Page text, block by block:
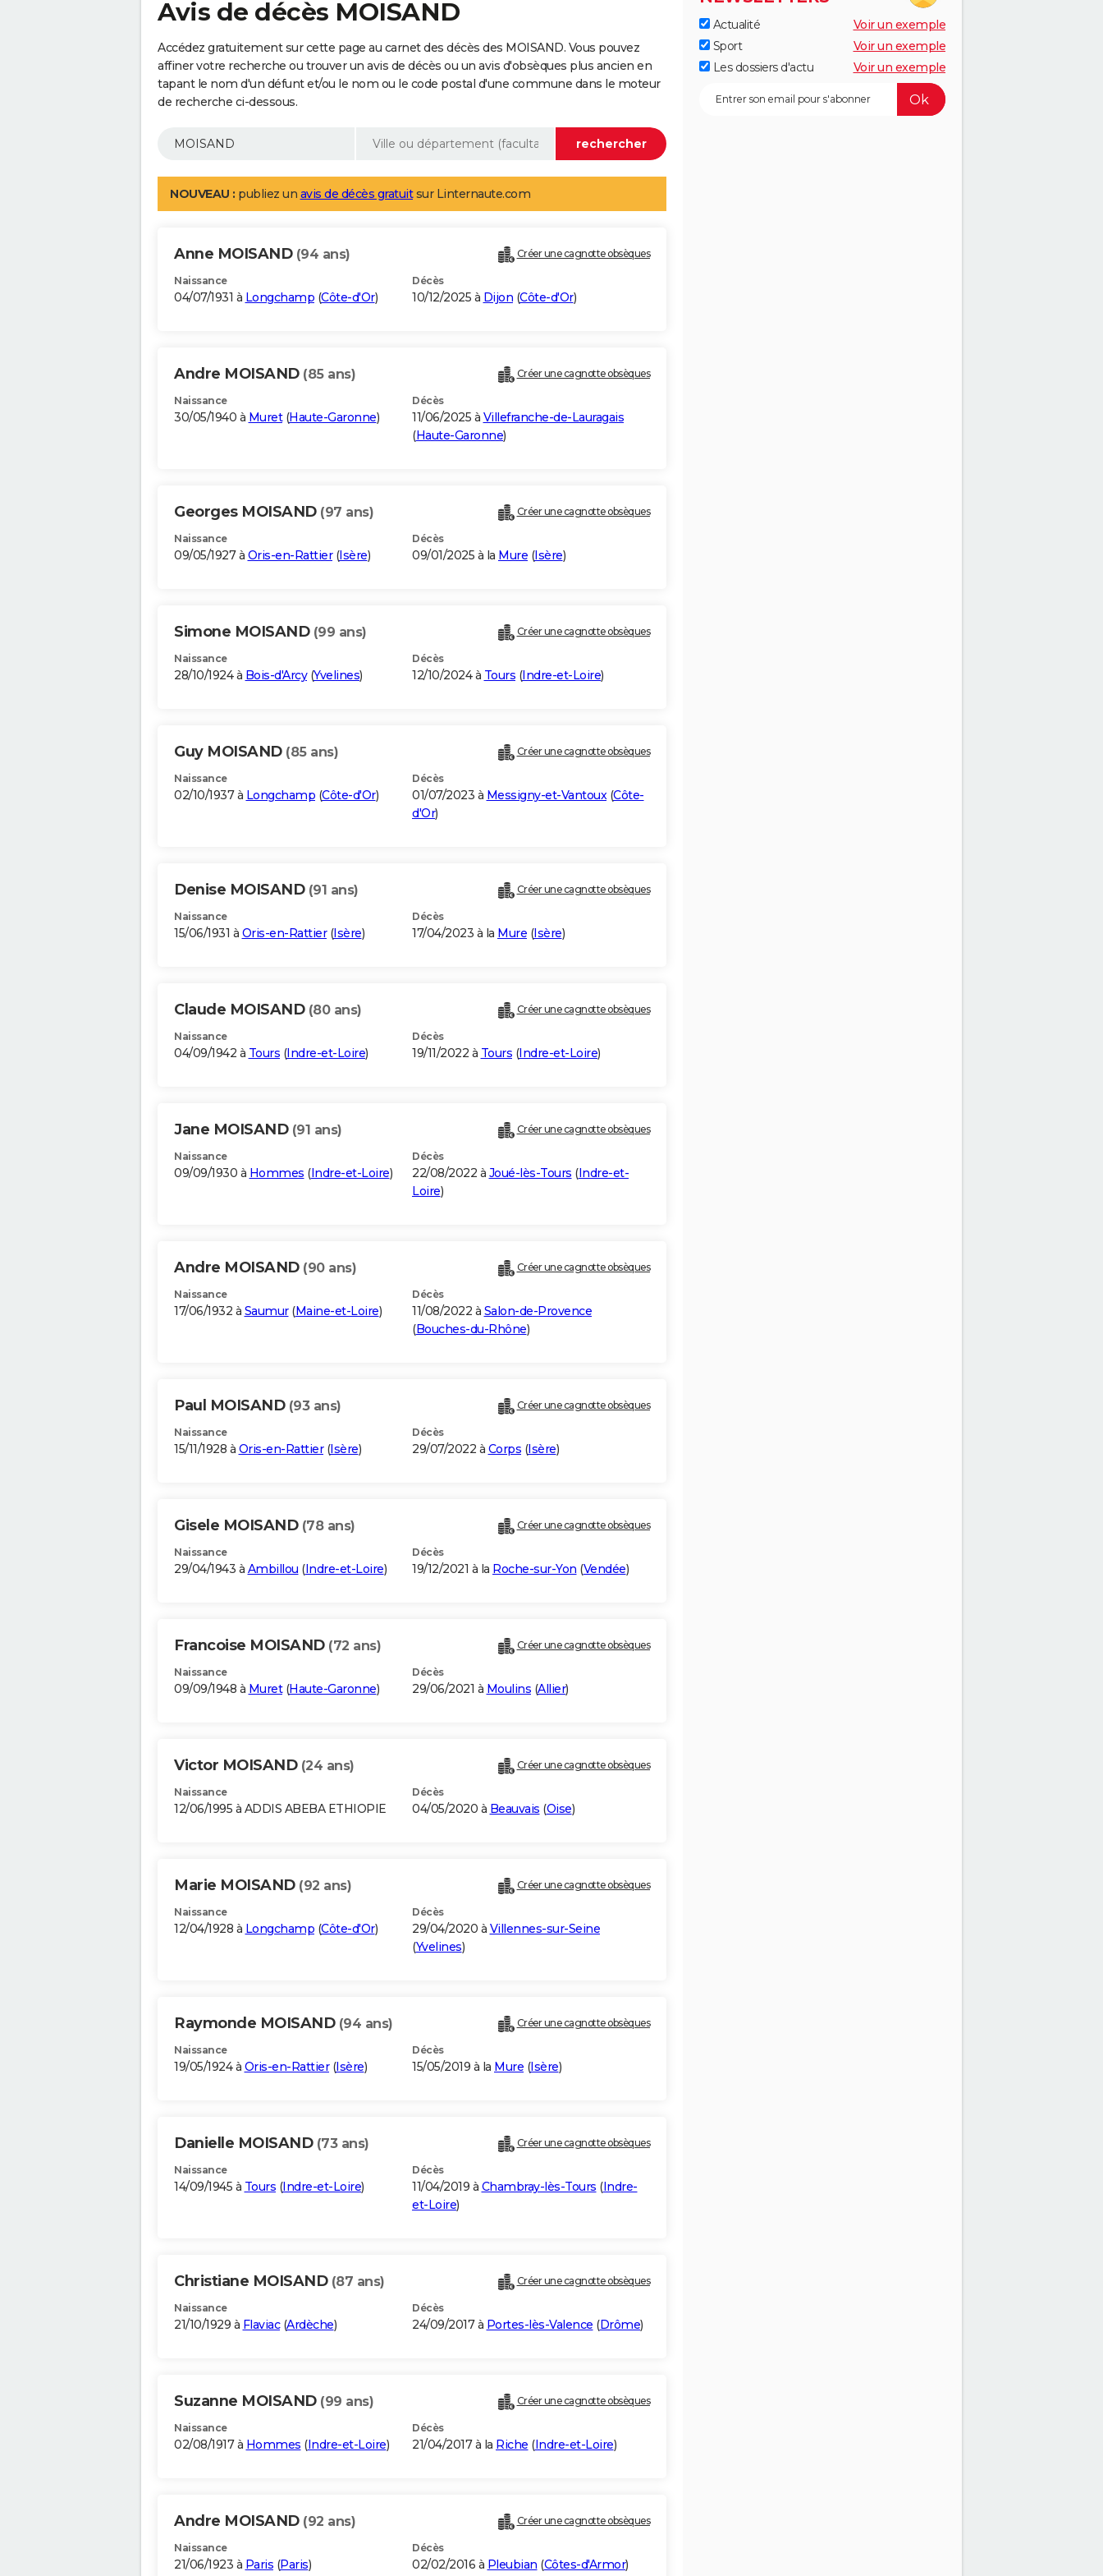
Avis de décès MOISAND
Accédez gratuitement sur cette page au carnet des décès des MOISAND. Vous pouvez
affiner votre recherche ou trouver un avis de décès ou un avis d'obsèques plus ancien en
tapant le nom d'un défunt et/ou le nom ou le code postal d'une commune dans le moteur
de recherche ci-dessous.
NOUVEAU : publiez un avis de décès gratuitsur Linternaute.com
Anne MOISAND (94 ans) Créer une cagnotte obsèques
Naissance
04/07/1931 à Longchamp (Côte-d'Or)
Décès
10/12/2025 à Dijon (Côte-d'Or)
Andre MOISAND (85 ans) Créer une cagnotte obsèques
Naissance
30/05/1940 à Muret(Haute-Garonne)
Décès
11/06/2025 à Villefranche-de-Lauragais
(Haute-Garonne)
Georges MOISAND (97 ans) Créer une cagnotte obsèques
Naissance
09/05/1927 à Oris-en-Rattier(Isère)
Décès
09/01/2025 à la Mure (Isère)
Simone MOISAND (99 ans) Créer une cagnotte obsèques
Naissance
28/10/1924 à Bois-d'Arcy(Yvelines)
Décès
12/10/2024 à Tours (Indre-et-Loire)
Guy MOISAND (85 ans) Créer une cagnotte obsèques
Naissance
02/10/1937 à Longchamp (Côte-d'Or)
Décès
01/07/2023 à Messigny-et-Vantoux(Côte-
d'Or)
Denise MOISAND (91 ans) Créer une cagnotte obsèques
Naissance
15/06/1931 à Oris-en-Rattier(Isère)
Décès
17/04/2023 à la Mure (Isère)
Claude MOISAND (80 ans) Créer une cagnotte obsèques
Naissance
04/09/1942 à Tours (Indre-et-Loire)
Décès
19/11/2022 à Tours (Indre-et-Loire)
Jane MOISAND (91 ans) Créer une cagnotte obsèques
Naissance
09/09/1930 à Hommes (Indre-et-Loire)
Décès
22/08/2022 à Joué-lès-Tours (Indre-et-
Loire)
Andre MOISAND (90 ans) Créer une cagnotte obsèques
Naissance
17/06/1932 à Saumur(Maine-et-Loire)
Décès
11/08/2022 à Salon-de-Provence
(Bouches-du-Rhône)
Paul MOISAND (93 ans) Créer une cagnotte obsèques
Naissance
15/11/1928 à Oris-en-Rattier(Isère)
Décès
29/07/2022 à Corps (Isère)
Gisele MOISAND (78 ans) Créer une cagnotte obsèques
Naissance
29/04/1943 à Ambillou (Indre-et-Loire)
Décès
19/12/2021 à la Roche-sur-Yon (Vendée)
Francoise MOISAND (72 ans) Créer une cagnotte obsèques
Naissance
09/09/1948 à Muret(Haute-Garonne)
Décès
29/06/2021 à Moulins (Allier)
Victor MOISAND (24 ans) Créer une cagnotte obsèques
Naissance
12/06/1995 à ADDIS ABEBA ETHIOPIE
Décès
04/05/2020 à Beauvais (Oise)
Marie MOISAND (92 ans) Créer une cagnotte obsèques
Naissance
12/04/1928 à Longchamp (Côte-d'Or)
Décès
29/04/2020 à Villennes-sur-Seine
(Yvelines)
Raymonde MOISAND (94 ans) Créer une cagnotte obsèques
Naissance
19/05/1924 à Oris-en-Rattier(Isère)
Décès
15/05/2019 à la Mure (Isère)
Danielle MOISAND (73 ans) Créer une cagnotte obsèques
Naissance
14/09/1945 à Tours (Indre-et-Loire)
Décès
11/04/2019 à Chambray-lès-Tours (Indre-
et-Loire)
Christiane MOISAND (87 ans) Créer une cagnotte obsèques
Naissance
21/10/1929 à Flaviac(Ardèche)
Décès
24/09/2017 à Portes-lès-Valence (Drôme)
Suzanne MOISAND (99 ans) Créer une cagnotte obsèques
Naissance
02/08/1917 à Hommes (Indre-et-Loire)
Décès
21/04/2017 à la Riche (Indre-et-Loire)
Andre MOISAND (92 ans) Créer une cagnotte obsèques
Naissance
21/06/1923 à Paris (Paris)
Décès
02/02/2016 à Pleubian (Côtes-d'Armor)
Actualité
Voir un exemple
Sport
Voir un exemple
Les dossiers d'actu
Voir un exemple